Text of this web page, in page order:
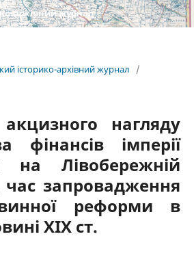
архівний журнал
історико-архівний журнал
/
акцизного нагляду
фінансів імперії
на Лівобережній
час запровадження
реформи в
ХІХ ст.